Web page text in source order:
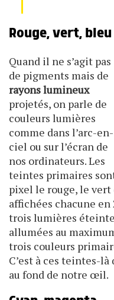
Rouge, vert, bleu
Quand il ne s’agit pas
de pigments mais de
rayons lumineux
projetés, on parle de
couleurs lumières
comme dans l’arc-en-
ciel ou sur l’écran de
nos ordinateurs. Les
teintes primaires
pixel le rouge, le vert
affichées chacune
trois lumières
allumées au
trois couleurs
C’est à ces teintes-là
au fond de notre œil.